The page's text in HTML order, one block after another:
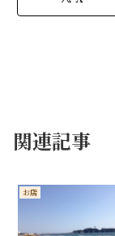
関連記事
お店